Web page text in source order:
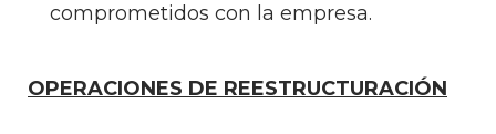
comprometidos con la empresa.
OPERACIONES DE REESTRUCTURACIÓN